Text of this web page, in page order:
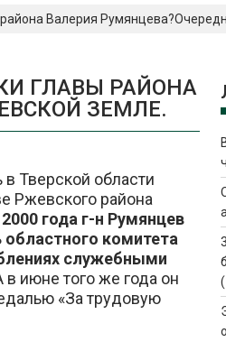
Валерия
ГЛАВЫ РАЙОНА
ЗЕМЛЕ.
Тверской области
Ржевского района
года г-н Румянцев
областного комитета
служебными
в июне того же года он
«За трудовую